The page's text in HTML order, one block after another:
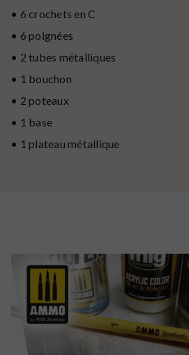
• 6 crochets en C
• 6 poignées
• 2 tubes métalliques
• 1 bouchon
• 2 poteaux
• 1 base
• 1 plateau métallique